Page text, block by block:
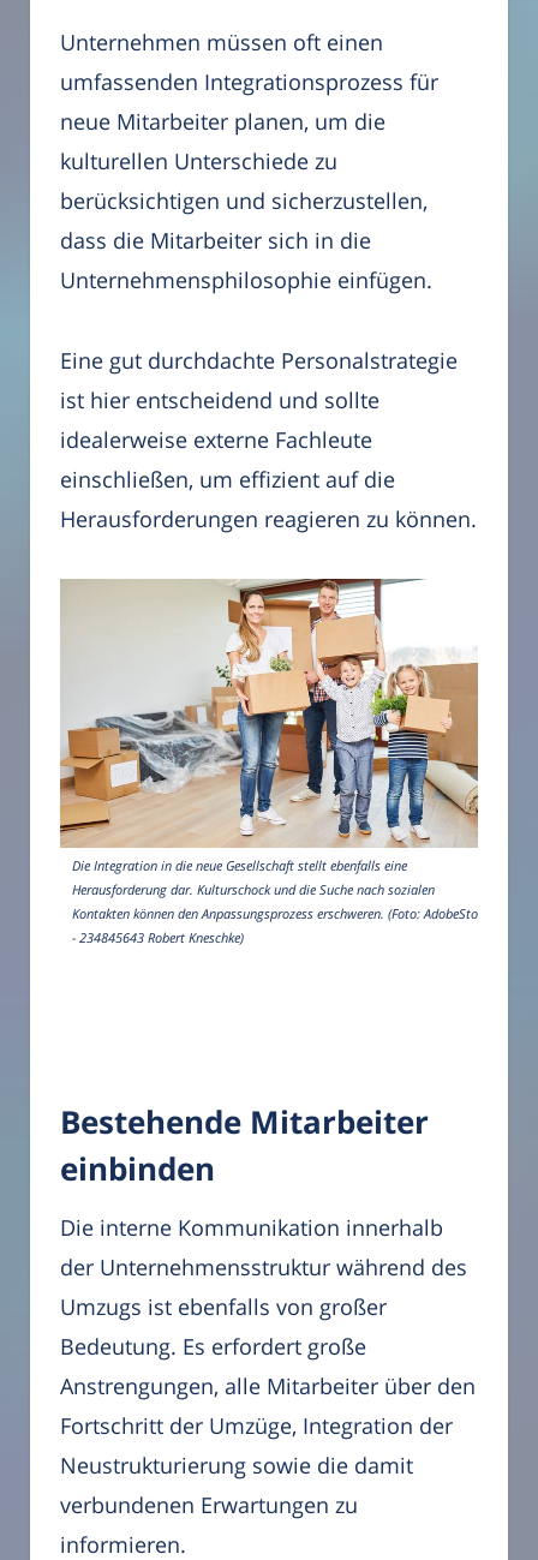
Unternehmen müssen oft einen
umfassenden Integrationsprozess für
neue Mitarbeiter planen, um die
kulturellen Unterschiede zu
berücksichtigen und sicherzustellen,
dass die Mitarbeiter sich in die
Unternehmensphilosophie einfügen.
Eine gut durchdachte Personalstrategie
ist hier entscheidend und sollte
idealerweise externe Fachleute
einschließen, um effizient auf die
Herausforderungen reagieren zu können.
Die Integration in die neue Gesellschaft stellt ebenfalls eine
Herausforderung dar. Kulturschock und die Suche nach sozialen
Kontakten können den Anpassungsprozess erschweren. (Foto: AdobeStock
- 234845643 Robert Kneschke)
Bestehende Mitarbeiter
einbinden
Die interne Kommunikation innerhalb
der Unternehmensstruktur während des
Umzugs ist ebenfalls von großer
Bedeutung. Es erfordert große
Anstrengungen, alle Mitarbeiter über den
Fortschritt der Umzüge, Integration der
Neustrukturierung sowie die damit
verbundenen Erwartungen zu
informieren.